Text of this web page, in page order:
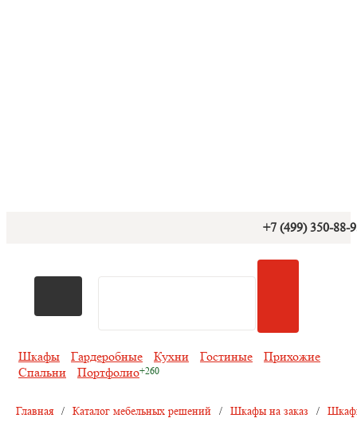
+7 (499) 350-88-
Шкафы Гардеробные Кухни Гостиные
Прихожие
Спальни
Портфолио
Главная / Каталог мебельных решений / Шкафы на заказ /